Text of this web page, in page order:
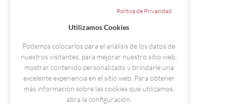
Política de Privacidad
Utilizamos Cookies
Podemos colocarlos para el análisis de los datos de
nuestros visitantes, para mejorar nuestro sitio web,
mostrar contenido personalizado y brindarle una
excelente experiencia en el sitio web. Para obtener
más información sobre las cookies que utilizamos,
abra la configuración.
Política de Privacidad
Nuestras Sedes
Pontevedra
Paseo Colón 15 - Local I. 36002